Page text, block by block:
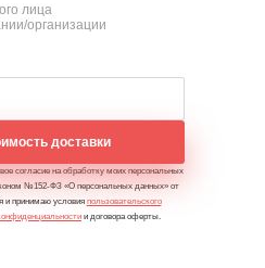
лица
организации
доставки
согласие на обработку моих персональных
№152-ФЗ «О персональных данных» от
и принимаю условия пользовательского
и договора оферты.